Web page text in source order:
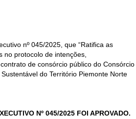
nº 045/2025, que “Ratifica as
no protocolo de intenções,
de consórcio público do Consórcio
do Território Piemonte Norte
Nº 045/2025 FOI APROVADO.